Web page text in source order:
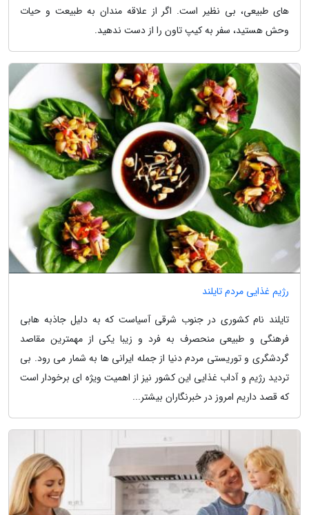
های طبیعی، بی نظیر است. اگر از علاقه مندان به طبیعت و حیات
وحش هستید، سفر به کیپ تاون را از دست ندهید.
رژیم غذایی مردم تایلند
تایلند نام کشوری در جنوب شرقی آسیاست که به دلیل جاذبه هابی
فرهنگی و طبیعی منحصرف به فرد و زیبا یکی از مهمترین مقاصد
گردشگری و توریستی مردم دنیا از جمله ایرانی ها به شمار می رود. بی
تردید رژیم و آداب غذایی این کشور نیز از اهمیت ویژه ای برخودار است
که قصد داریم امروز در خبرنگاران بیشتر...